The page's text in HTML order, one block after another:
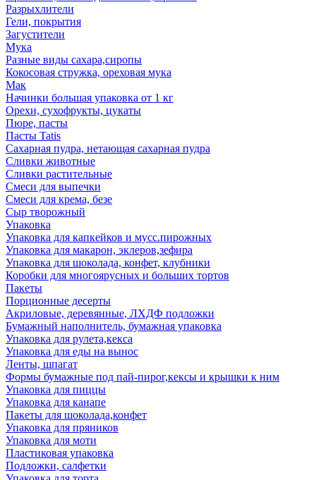
Разрыхлители
Гели, покрытия
Загустители
Мука
Разные виды сахара,сиропы
Кокосовая стружка, ореховая мука
Мак
Начинки большая упаковка от 1 кг
Орехи, сухофрукты, цукаты
Пюре, пасты
Пасты Tatis
Сахарная пудра, нетающая сахарная пудра
Сливки животные
Сливки растительные
Смеси для выпечки
Смеси для крема, безе
Сыр творожный
Упаковка
Упаковка для капкейков и мусс.пирожных
Упаковка для макарон, эклеров,зефира
Упаковка для шоколада, конфет, клубники
Коробки для многоярусных и больших тортов
Пакеты
Порционные десерты
Акриловые, деревянные, ЛХДФ подложки
Бумажный наполнитель, бумажная упаковка
Упаковка для рулета,кекса
Упаковка для еды на вынос
Ленты, шпагат
Формы бумажные под пай-пирог,кексы и крышки к ним
Упаковка для пиццы
Упаковка для канапе
Пакеты для шоколада,конфет
Упаковка для пряников
Упаковка для моти
Пластиковая упаковка
Подложки, салфетки